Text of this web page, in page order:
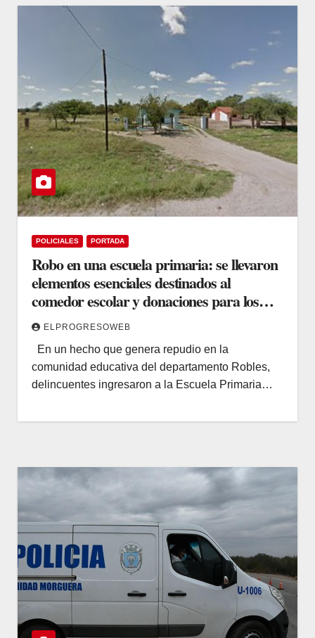
POLICIALES PORTADA
Robo en una escuela primaria: se llevaron
elementos esenciales destinados al
comedor escolar y donaciones para los
alumnos
ELPROGRESOWEB
En un hecho que genera repudio en la
comunidad educativa del departamento Robles,
delincuentes ingresaron a la Escuela Primaria…